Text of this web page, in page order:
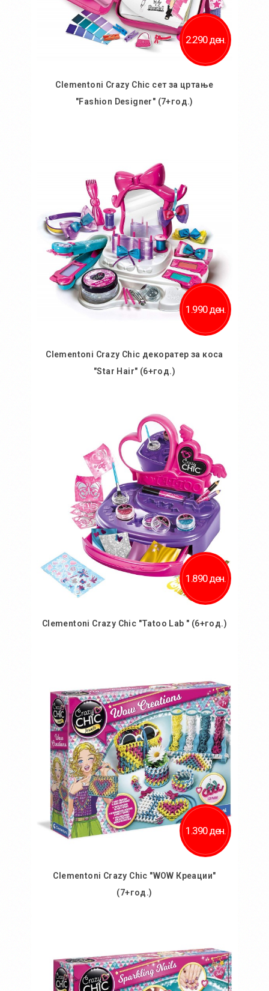
2.290 ден.
Clementoni Crazy Chic сет за цртање
"Fashion Designer" (7+год.)
Додај во желби
Додај за споредба
1.990 ден.
Clementoni Crazy Chic декоратер за коса
"Star Hair" (6+год.)
Додај во желби
Додај за споредба
1.890 ден.
Clementoni Crazy Chic "Tatoo Lab " (6+год.)
Додај во желби
Додај за споредба
1.390 ден.
Clementoni Crazy Chic "WOW Креации"
(7+год.)
Додај во желби
Додај за споредба